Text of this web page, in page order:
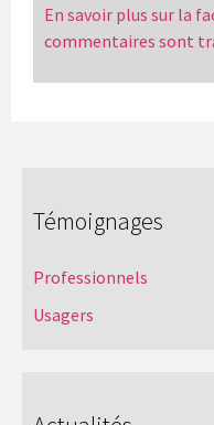
En savoir plus sur la
commentaires sont
Témoignages
Professionnels
Usagers